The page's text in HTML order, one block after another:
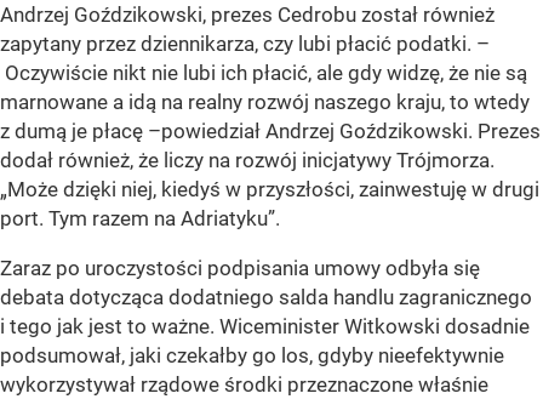
Andrzej Goździkowski, prezes Cedrobu został również
zapytany przez dziennikarza, czy lubi płacić podatki. –
Oczywiście nikt nie lubi ich płacić, ale gdy widzę, że nie są
marnowane a idą na realny rozwój naszego kraju, to wtedy
z dumą je płacę –powiedział Andrzej Goździkowski. Prezes
dodał również, że liczy na rozwój inicjatywy Trójmorza.
„Może dzięki niej, kiedyś w przyszłości, zainwestuję w drugi
port. Tym razem na Adriatyku”.
Zaraz po uroczystości podpisania umowy odbyła się
debata dotycząca dodatniego salda handlu zagranicznego
i tego jak jest to ważne. Wiceminister Witkowski dosadnie
podsumował, jaki czekałby go los, gdyby nieefektywnie
wykorzystywał rządowe środki przeznaczone właśnie